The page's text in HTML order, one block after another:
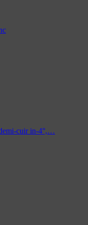
cuir in-4°,…